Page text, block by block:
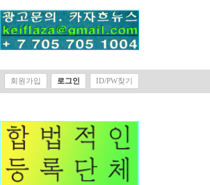
회원가입 로그인 ID/PW찾기